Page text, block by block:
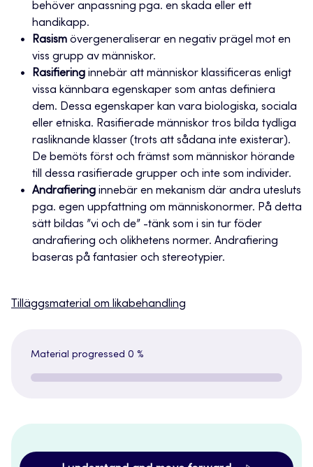
behöver anpassning pga. en skada eller ett
handikapp.
Rasism övergeneraliserar en negativ prägel mot en
viss grupp av människor.
Rasifiering innebär att människor klassificeras enligt
vissa kännbara egenskaper som antas definiera
dem. Dessa egenskaper kan vara biologiska, sociala
eller etniska. Rasifierade människor tros bilda tydliga
rasliknande klasser (trots att sådana inte existerar).
De bemöts först och främst som människor hörande
till dessa rasifierade grupper och inte som individer.
Andrafiering innebär en mekanism där andra utesluts
pga. egen uppfattning om människonormer. På detta
sätt bildas ”vi och de” -tänk som i sin tur föder
andrafiering och olikhetens normer. Andrafiering
baseras på fantasier och stereotypier.
Tilläggsmaterial om likabehandling
Material progressed 0 %